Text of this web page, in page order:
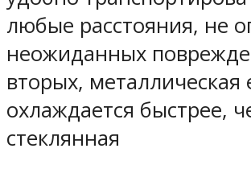
любые расстояния, не
неожиданных
вторых, металлическая
охлаждается быстрее,
стеклянная